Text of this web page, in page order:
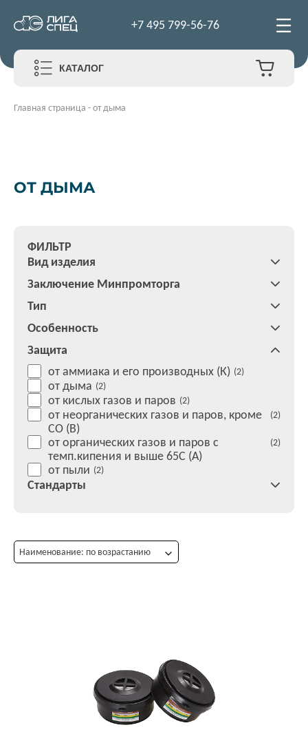
+7 495 799-56-76
КАТАЛОГ
Главная страница -от дыма
ОТ ДЫМА
ФИЛЬТР
Вид изделия
Заключение Минпромторга
Тип
Особенность
Защита
от аммиака и его производных (К) (2)
от дыма (2)
от кислых газов и паров (2)
от неорганических газов и паров, кроме
СО (В)
(2)
от органических газов и паров с
темп.кипения и выше 65С (А)
(2)
от пыли (2)
Стандарты
Наименование: по возрастанию